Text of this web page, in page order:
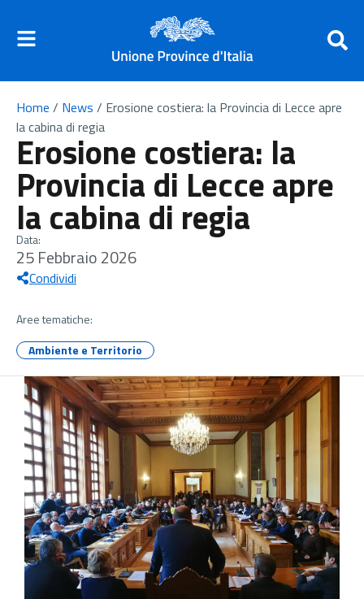
Home / News / Erosione costiera: la Provincia di Lecce apre
la cabina di regia
Erosione costiera: la
Provincia di Lecce apre
la cabina di regia
Data:
25 Febbraio 2026
Condividi
Aree tematiche:
Ambiente e Territorio